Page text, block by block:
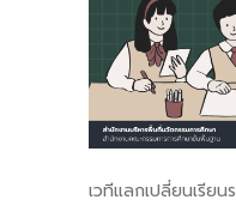
เวทีแลกเปลี่ยนเรียนร